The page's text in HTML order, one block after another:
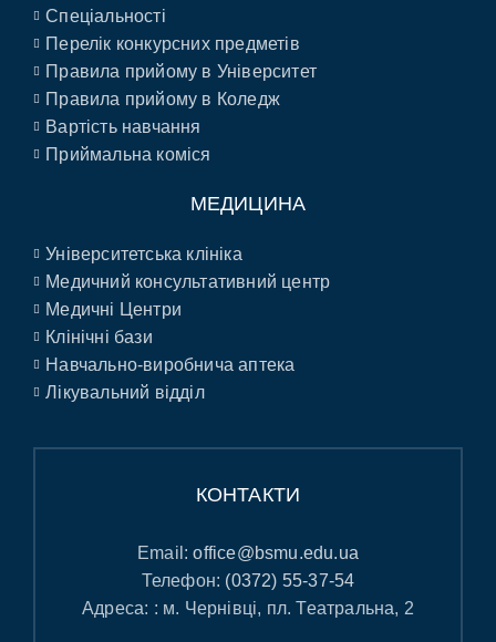
Спеціальності
Перелік конкурсних предметів
Правила прийому в Університет
Правила прийому в Коледж
Вартість навчання
Приймальна коміся
МЕДИЦИНА
Університетська клініка
Медичний консультативний центр
Медичні Центри
Клінічні бази
Навчально-виробнича аптека
Лікувальний відділ
КОНТАКТИ
Email:office@bsmu.edu.ua
Телефон: (0372) 55-37-54
Адреса: : м. Чернівці, пл. Театральна, 2